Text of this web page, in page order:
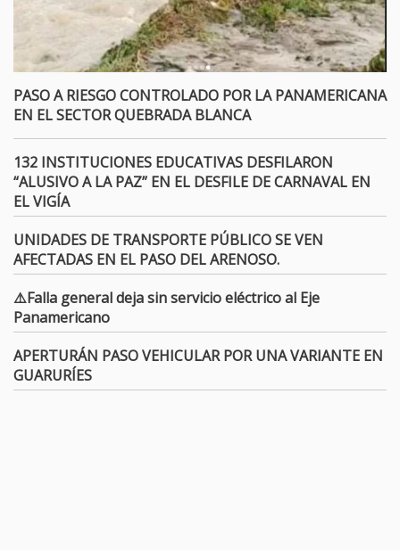
PASO A RIESGO CONTROLADO POR LA PANAMERICANA
EN EL SECTOR QUEBRADA BLANCA
132 INSTITUCIONES EDUCATIVAS DESFILARON
“ALUSIVO A LA PAZ” EN EL DESFILE DE CARNAVAL EN
EL VIGÍA
UNIDADES DE TRANSPORTE PÚBLICO SE VEN
AFECTADAS EN EL PASO DEL ARENOSO.
⚠️Falla general deja sin servicio eléctrico al Eje
Panamericano
APERTURÁN PASO VEHICULAR POR UNA VARIANTE EN
GUARURÍES